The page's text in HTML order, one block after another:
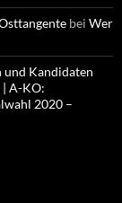
bei Wer
und Kandidaten
A-KO:
2020 –